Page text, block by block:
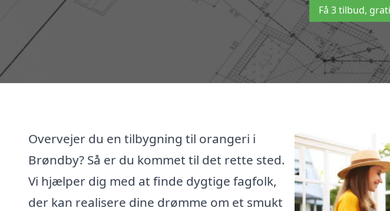
Få 3 tilbud,
Overvejer du en tilbygning til orangeri i
Brøndby? Så er du kommet til det rette sted.
Vi hjælper dig med at finde dygtige fagfolk,
der kan realisere dine drømme om et smukt